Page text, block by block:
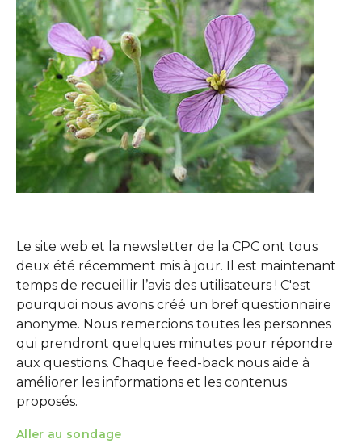
Le site web et la newsletter de la CPC ont tous
deux été récemment mis à jour. Il est maintenant
temps de recueillir l’avis des utilisateurs ! C'est
pourquoi nous avons créé un bref questionnaire
anonyme. Nous remercions toutes les personnes
qui prendront quelques minutes pour répondre
aux questions. Chaque feed-back nous aide à
améliorer les informations et les contenus
proposés.
Aller au sondage